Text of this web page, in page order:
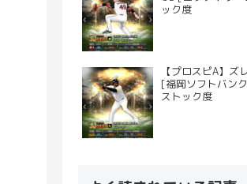
ック度
【プロスピA】ズ
[福岡ソフトバン
ストック度